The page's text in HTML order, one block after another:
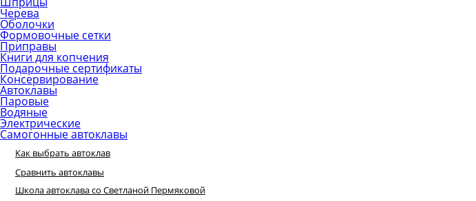
Черева
Оболочки
Формовочные сетки
Приправы
Книги для копчения
Подарочные сертификаты
Консервирование
Автоклавы
Паровые
Водяные
Электрические
Самогонные автоклавы
Как выбрать автоклав
Сравнить автоклавы
Школа автоклава со Светланой Пермяковой